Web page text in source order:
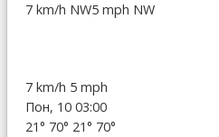
7 km/h NW5 mph NW
7 km/h 5 mph
Пон, 10 03:00
21° 70° 21° 70°